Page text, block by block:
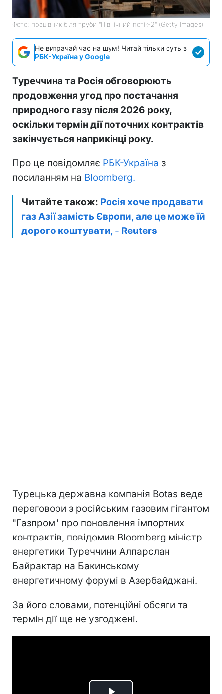
Фото: працівник біля труби "Північний потік-2" (Getty Images)
Не витрачай час на шум! Читай тільки суть з
РБК-Україна у Google
Туреччина та Росія обговорюють
продовження угод про постачання
природного газу після 2026 року,
оскільки термін дії поточних контрактів
закінчується наприкінці року.
Про це повідомляє РБК-Україна з
посиланням на Bloomberg.
Читайте також: Росія хоче продавати
газ Азії замість Європи, але це може їй
дорого коштувати, - Reuters
Турецька державна компанія Botas веде
переговори з російським газовим гігантом
"Газпром" про поновлення імпортних
контрактів, повідомив Bloomberg міністр
енергетики Туреччини Алпарслан
Байрактар ​​на Бакинському
енергетичному форумі в Азербайджані.
За його словами, потенційні обсяги та
термін дії ще не узгоджені.